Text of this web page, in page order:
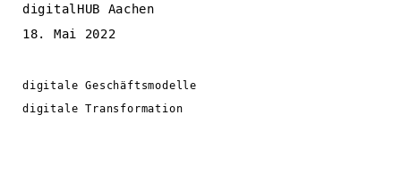
digitalHUB Aachen
18. Mai 2022
digitale Geschäftsmodelle
digitale Transformation